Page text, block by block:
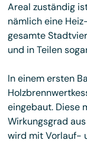
Areal zuständig
nämlich eine
gesamte
und in Teilen
In einem ersten
eingebaut. Diese
Wirkungsgrad
wird mit Vorlauf-